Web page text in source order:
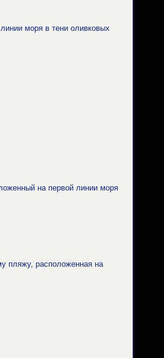
моря в тени оливковых
на первой линии моря
пляжу, расположенная на